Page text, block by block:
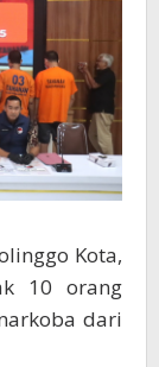
Kota,
10 orang
dari